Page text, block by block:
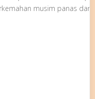
musim panas